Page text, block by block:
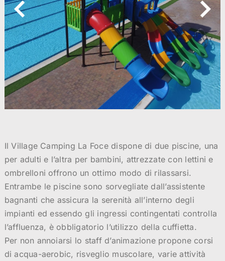
Il Village Camping La Foce dispone di due piscine, una
per adulti e l’altra per bambini, attrezzate con lettini e
ombrelloni offrono un ottimo modo di rilassarsi.
Entrambe le piscine sono sorvegliate dall’assistente
bagnanti che assicura la serenità all’interno degli
impianti ed essendo gli ingressi contingentati controlla
l’affluenza, è obbligatorio l’utilizzo della cuffietta.
Per non annoiarsi lo staff d’animazione propone corsi
di acqua-aerobic, risveglio muscolare, varie attività